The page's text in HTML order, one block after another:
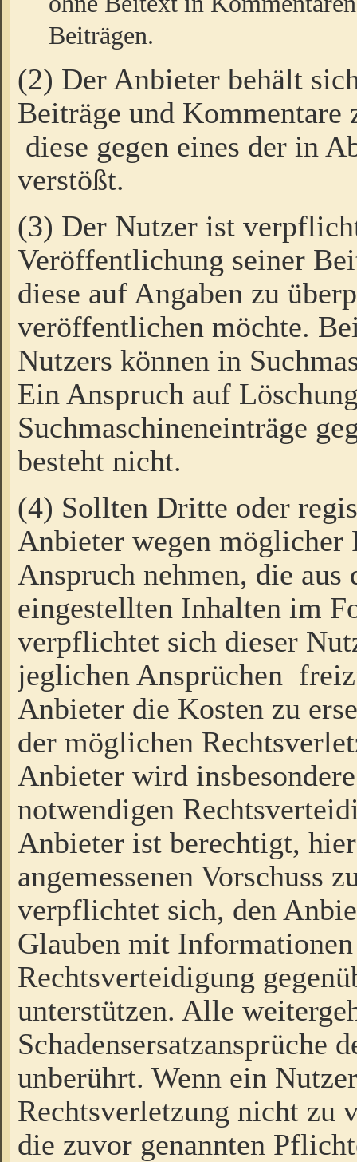
Beiträgen.
(2) Der Anbieter behält
Beiträge und Kommentare
diese gegen eines der in
verstößt.
(3) Der Nutzer ist
Veröffentlichung seiner
diese auf Angaben zu
veröffentlichen möchte.
Nutzers können in
Ein Anspruch auf
Suchmaschineneinträge
besteht nicht.
(4) Sollten Dritte oder
Anbieter wegen möglicher
Anspruch nehmen, die
eingestellten Inhalten im
verpflichtet sich dieser
jeglichen Ansprüchen
Anbieter die Kosten zu
der möglichen
Anbieter wird
notwendigen
Anbieter ist berechtigt,
angemessenen Vorschuss
verpflichtet sich, den
Glauben mit
Rechtsverteidigung
unterstützen. Alle
Schadensersatzansprüche
unberührt. Wenn ein
Rechtsverletzung nicht zu
die zuvor genannten